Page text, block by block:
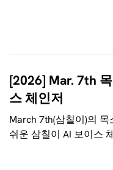
[2026] Mar. 7th
스 체인저
March 7th(삼칠이)의
쉬운 삼칠이 AI 보이스